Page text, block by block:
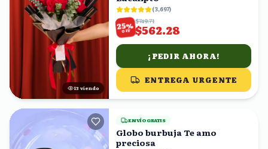
12 viendo
(3,697)
25%
OFF
$749.71
$562.28
¡PEDIR AHORA!
ENTREGA URGENTE
ENVÍO GRATIS
Globo burbuja Te amo
preciosa